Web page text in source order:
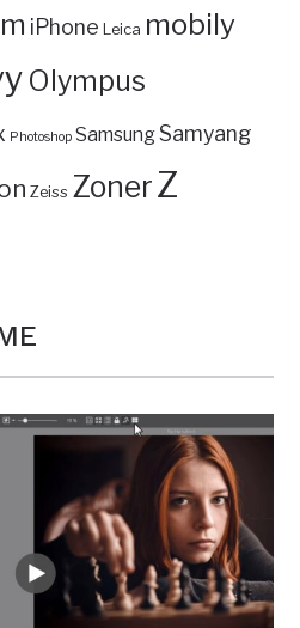
iPhone Leica mobily
Olympus
Photoshop SamsungSamyang
Zeiss ZonerZ